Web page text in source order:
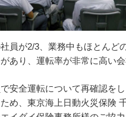
員が2/3、業務中もほとんど
あり、運転率が非常に高い会
安全運転について再確認を
め、東京海上日動火災保険